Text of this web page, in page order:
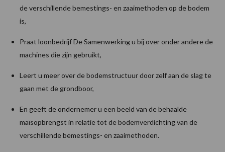
de verschillende bemestings- en zaaimethoden op de bodem
is,
Praat loonbedrijf De Samenwerking u bij over onder andere de
machines die zijn gebruikt,
Leert u meer over de bodemstructuur door zelf aan de slag te
gaan met de grondboor,
En geeft de ondernemer u een beeld van de behaalde
maïsopbrengst in relatie tot de bodemverdichting van de
verschillende bemestings- en zaaimethoden.